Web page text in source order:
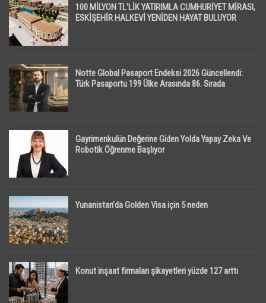
100 MİLYON TL’LİK YATIRIMLA CUMHURİYET MİRASI,
ESKİŞEHİR HALKEVİ YENİDEN HAYAT BULUYOR
Notte Global Pasaport Endeksi 2026 Güncellendi:
Türk Pasaportu 199 Ülke Arasında 86. Sırada
Gayrimenkulün Değerine Giden Yolda Yapay Zeka Ve
Robotik Öğrenme Başlıyor
Yunanistan’da Golden Visa için 5 neden
Konut inşaat firmaları şikayetleri yüzde 127 arttı